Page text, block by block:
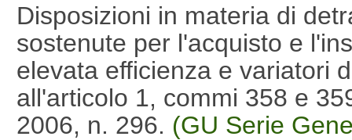
Disposizioni in materia di
sostenute per l'acquisto e
elevata efficienza e variatori
all'articolo 1, commi 358 e
2006, n. 296. (GU Serie